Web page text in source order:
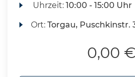
Uhrzeit:10:00 - 15:00 Uhr
Ort:Torgau, Puschkinstr.
0,00 €